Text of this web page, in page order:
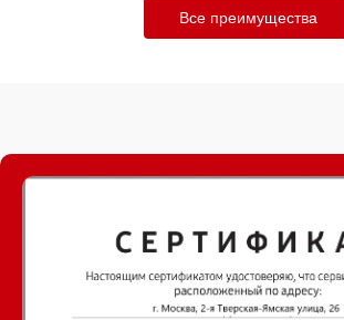
Все преимущества